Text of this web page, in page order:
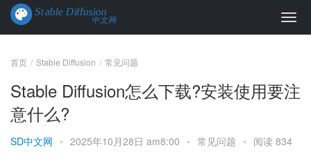
首页 Stable Diffusion 常见问题
Stable Diffusion怎么下载?安装使用要注
意什么?
SD中文网 • 2025年10月28日 am8:00 • 常见问题 • 阅读 834